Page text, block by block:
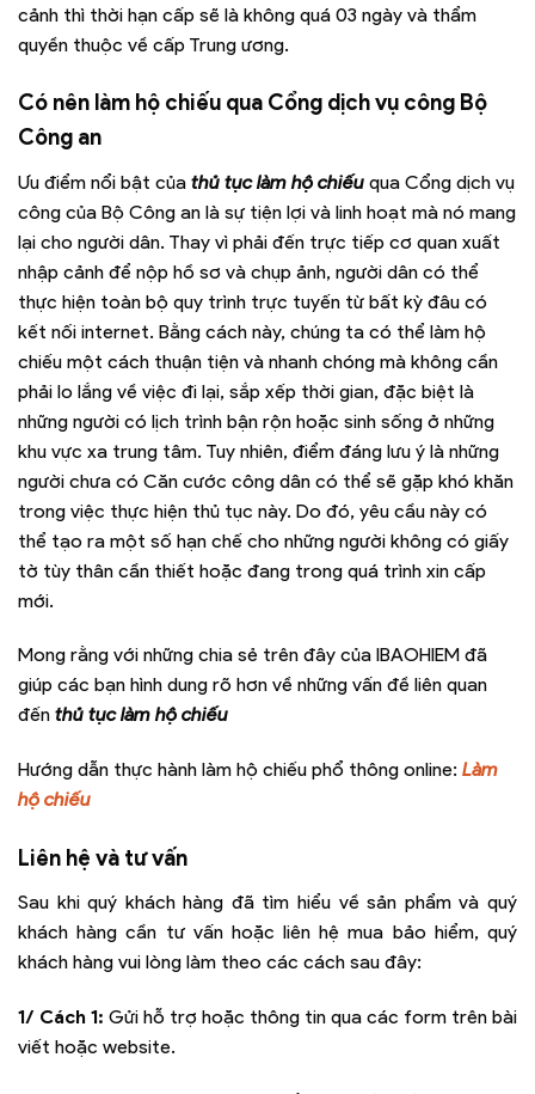
cảnh thì thời hạn cấp sẽ là không quá 03 ngày và thẩm
quyền thuộc về cấp Trung ương.
Có nên làm hộ chiếu qua Cổng dịch vụ công Bộ
Công an
Ưu điểm nổi bật của thủ tục làm hộ chiếu qua Cổng dịch vụ
công của Bộ Công an là sự tiện lợi và linh hoạt mà nó mang
lại cho người dân. Thay vì phải đến trực tiếp cơ quan xuất
nhập cảnh để nộp hồ sơ và chụp ảnh, người dân có thể
thực hiện toàn bộ quy trình trực tuyến từ bất kỳ đâu có
kết nối internet. Bằng cách này, chúng ta có thể làm hộ
chiếu một cách thuận tiện và nhanh chóng mà không cần
phải lo lắng về việc đi lại, sắp xếp thời gian, đặc biệt là
những người có lịch trình bận rộn hoặc sinh sống ở những
khu vực xa trung tâm. Tuy nhiên, điểm đáng lưu ý là những
người chưa có Căn cước công dân có thể sẽ gặp khó khăn
trong việc thực hiện thủ tục này. Do đó, yêu cầu này có
thể tạo ra một số hạn chế cho những người không có giấy
tờ tùy thân cần thiết hoặc đang trong quá trình xin cấp
mới.
Mong rằng với những chia sẻ trên đây của IBAOHIEM đã
giúp các bạn hình dung rõ hơn về những vấn đề liên quan
đến thủ tục làm hộ chiếu
Hướng dẫn thực hành làm hộ chiếu phổ thông online: Làm
hộ chiếu
Liên hệ và tư vấn
Sau khi quý khách hàng đã tìm hiểu về sản phẩm và quý
khách hàng cần tư vấn hoặc liên hệ mua bảo hiểm, quý
khách hàng vui lòng làm theo các cách sau đây:
1/ Cách 1: Gửi hỗ trợ hoặc thông tin qua các form trên bài
viết hoặc website.